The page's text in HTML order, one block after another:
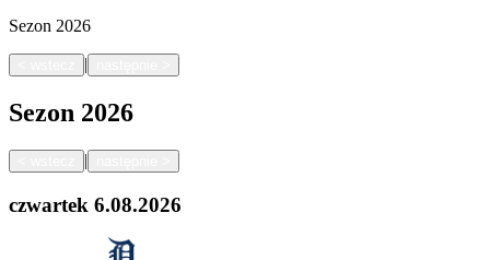
Sezon 2026
|
Sezon 2026
|
czwartek 6.08.2026